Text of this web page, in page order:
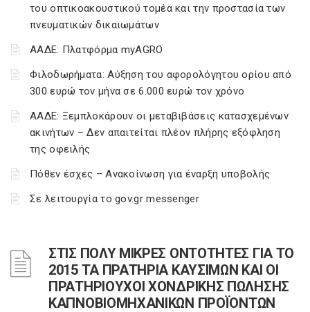
του οπτικοακουστικού τομέα και την προστασία των
πνευματικών δικαιωμάτων
ΑΑΔΕ: Πλατφόρμα myAGRO
Φιλοδωρήματα: Αύξηση του αφορολόγητου ορίου από
300 ευρώ τον μήνα σε 6.000 ευρώ τον χρόνο
ΑΑΔΕ: Ξεμπλοκάρουν οι μεταβιβάσεις κατασχεμένων
ακινήτων – Δεν απαιτείται πλέον πλήρης εξόφληση
της οφειλής
Πόθεν έσχες – Ανακοίνωση για έναρξη υποβολής
Σε λειτουργία το gov.gr messenger
ΣΤΙΣ ΠΟΛΥ ΜΙΚΡΕΣ ΟΝΤΟΤΗΤΕΣ ΓΙΑ ΤΟ
2015 ΤΑ ΠΡΑΤΗΡΙΑ ΚΑΥΣΙΜΩΝ ΚΑΙ ΟΙ
ΠΡΑΤΗΡΙΟΥΧΟΙ ΧΟΝΔΡΙΚΗΣ ΠΩΛΗΣΗΣ
ΚΑΠΝΟΒΙΟΜΗΧΑΝΙΚΩΝ ΠΡΟΪΟΝΤΩΝ